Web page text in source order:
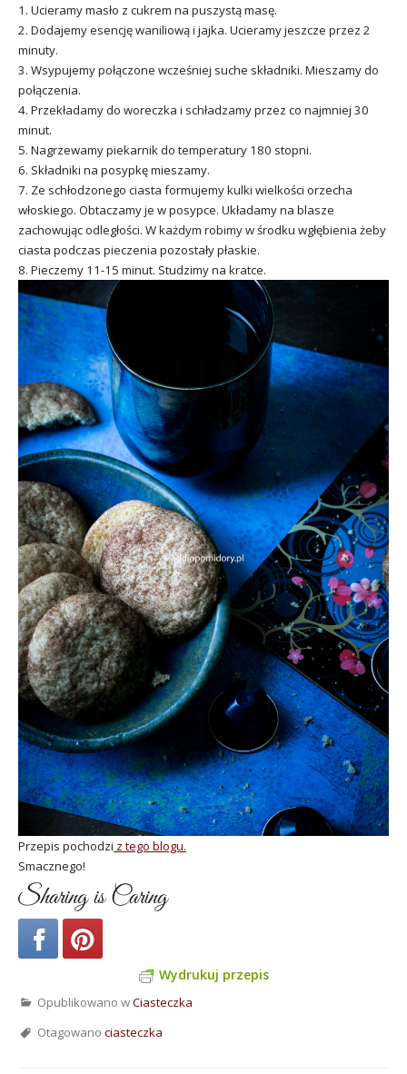
1. Ucieramy masło z cukrem na puszystą masę.
2. Dodajemy esencję waniliową i jajka. Ucieramy jeszcze przez 2
minuty.
3. Wsypujemy połączone wcześniej suche składniki. Mieszamy do
połączenia.
4. Przekładamy do woreczka i schładzamy przez co najmniej 30
minut.
5. Nagrzewamy piekarnik do temperatury 180 stopni.
6. Składniki na posypkę mieszamy.
7. Ze schłodzonego ciasta formujemy kulki wielkości orzecha
włoskiego. Obtaczamy je w posypce. Układamy na blasze
zachowując odległości. W każdym robimy w środku wgłębienia żeby
ciasta podczas pieczenia pozostały płaskie.
8. Pieczemy 11-15 minut. Studzimy na kratce.
Przepis pochodzi z tego blogu.
Smacznego!
Sharing is Caring
Wydrukuj przepis
Opublikowano wCiasteczka
Otagowano ciasteczka